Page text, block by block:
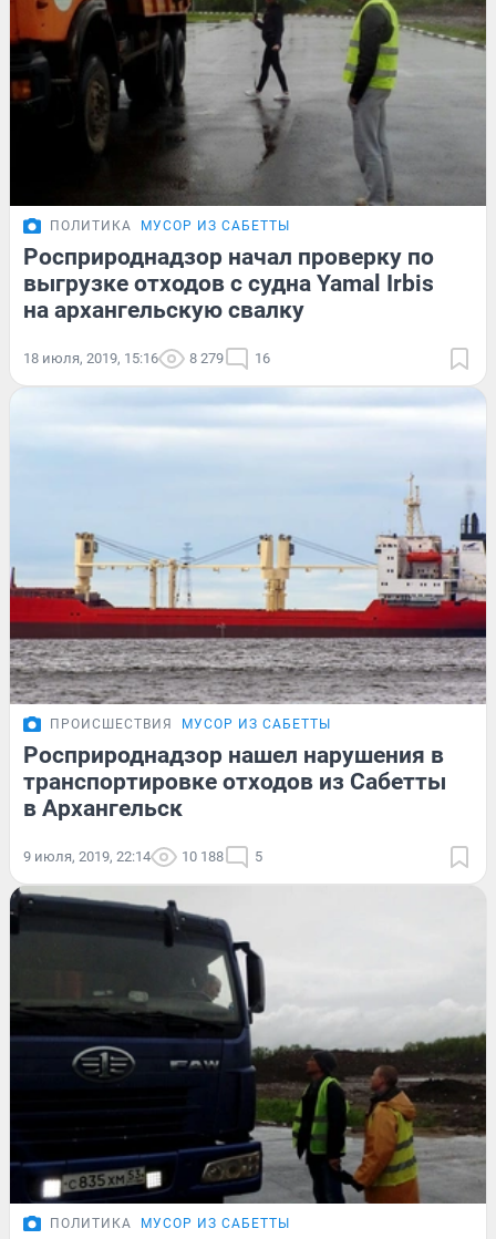
ПОЛИТИКА МУСОР ИЗ САБЕТТЫ
Росприроднадзор начал проверку по
выгрузке отходов с судна Yamal Irbis
на архангельскую свалку
18 июля, 2019, 15:16 8 279 16
ПРОИСШЕСТВИЯ МУСОР ИЗ САБЕТТЫ
Росприроднадзор нашел нарушения в
транспортировке отходов из Сабетты
в Архангельск
9 июля, 2019, 22:14 10 188 5
ПОЛИТИКА МУСОР ИЗ САБЕТТЫ